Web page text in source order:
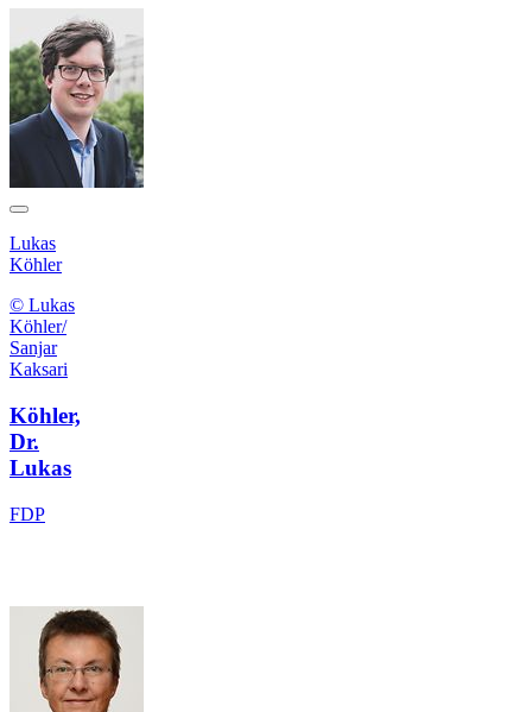
Lukas
Köhler
© Lukas
Köhler/
Sanjar
Kaksari
Köhler,
Dr.
Lukas
FDP